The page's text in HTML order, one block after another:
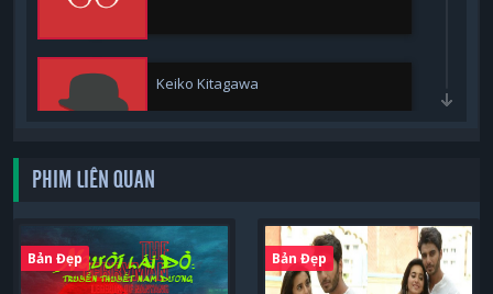
Keiko Kitagawa
PHIM LIÊN QUAN
Bản Đẹp Bản Đẹp